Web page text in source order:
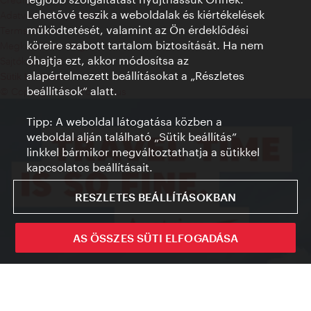
Adatvédelmi nyilatkozat
Terms of Use
Megközelíthetőség
Sajtókapcsolat
Sütik beállítása
© Copyright WienTourismus
Lehetővé teszik a weboldalak és kiértékelések
működtetését, valamint az Ön érdeklődési
köreire szabott tartalom biztosítását. Ha nem
óhajtja ezt, akkor módosítsa az
alapértelmezett beállításokat a „Részletes
beállítások“ alatt.
Tipp: A weboldal látogatása közben a
weboldal alján található „Sütik beállítás”
linkkel bármikor megváltoztathatja a sütikkel
kapcsolatos beállításait.
RESZLETES BEÁLLÍTÁSOKBAN
AS ÖSSZES SÜTI ELFOGADÁSA